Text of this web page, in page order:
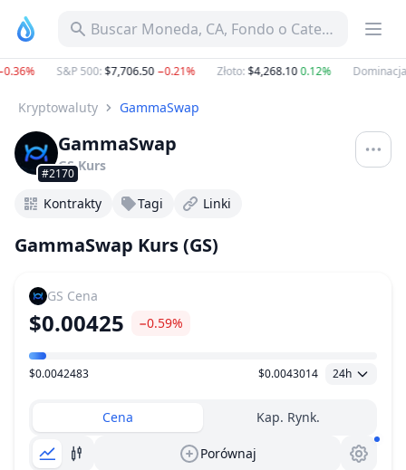
Buscar Moneda, CA, Fondo o Categoría
S&P 500:$7,706.50−0.21% Złoto:$4,268.100.12% Dominacja
Kryptowaluty GammaSwap
#2170
GammaSwap
GS Kurs
Kontrakty Tagi Linki
GammaSwap Kurs (GS)
GS Cena
$0.00425 −0.59%
Zakres Cen
$0.0042483 $0.0043014 24h
Cena Kap. Rynk.
Porównaj